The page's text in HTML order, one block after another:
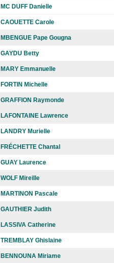
MC DUFF Danielle
CAOUETTE Carole
MBENGUE Pape Gougna
GAYDU Betty
MARY Emmanuelle
FORTIN Michelle
GRAFFION Raymonde
LAFONTAINE Lawrence
LANDRY Murielle
FRÉCHETTE Chantal
GUAY Laurence
WOLF Mireille
MARTINON Pascale
GAUTHIER Judith
LASSIVA Catherine
TREMBLAY Ghislaine
BENNOUNA Miriame